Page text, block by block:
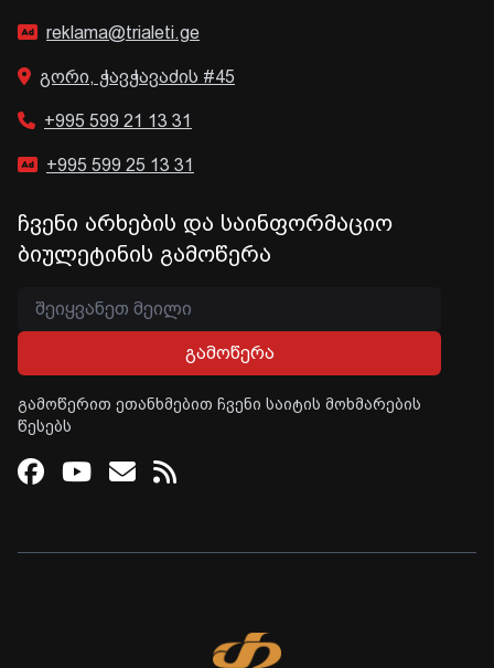
reklama@trialeti.ge
გორი, ჭავჭავაძის #45
+995 599 21 13 31
+995 599 25 13 31
ჩვენი არხების და საინფორმაციო
ბიულეტინის გამოწერა
გამოწერა
გამოწერით ეთანხმებით ჩვენი საიტის მოხმარების
წესებს
Facebook
Youtube
Email
RSS